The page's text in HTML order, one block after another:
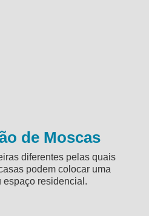
de Moscas
diferentes pelas quais
podem colocar uma
espaço residencial.